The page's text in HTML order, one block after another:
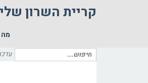
קריית השרון שלי
מה
חיפוש